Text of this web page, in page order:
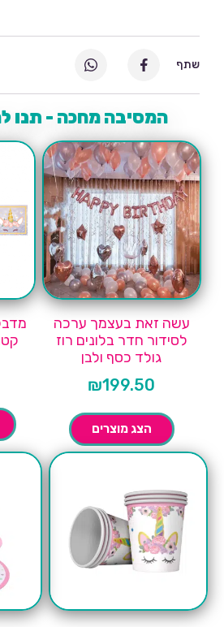
המסיבה מחכה - תנו
עשה זאת בעצמך ערכה
לסידור חדר בלונים רוז
גולד כסף ולבן
₪199.50
הצג מוצרים
שתף